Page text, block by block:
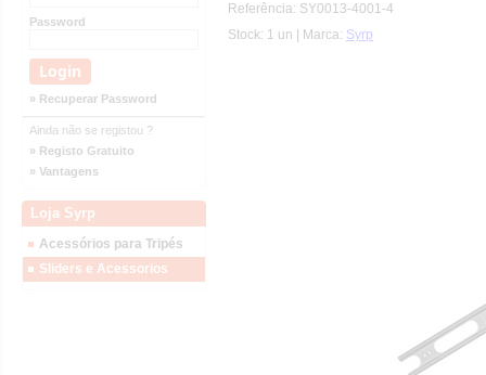
Password
» Recuperar Password
Ainda não se registou ?
» Registo Gratuito
» Vantagens
Loja Syrp
Acessórios para Tripés
Sliders e Acessorios
Referência: SY0013-4001-4
Stock: 1 un | Marca: Syrp